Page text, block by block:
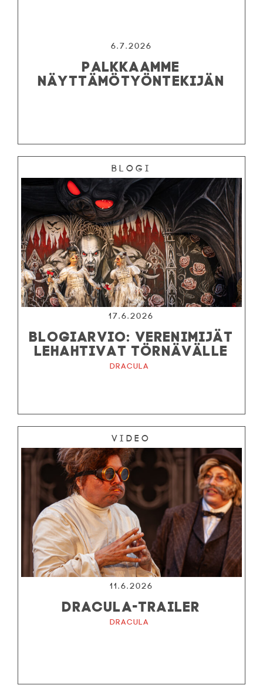
6.7.2026
PALKKAAMME
NÄYTTÄMÖTYÖNTEKIJÄN
Blogi
17.6.2026
BLOGIARVIO: VERENIMIJÄT
LEHAHTIVAT TÖRNÄVÄLLE
Dracula
Video
11.6.2026
DRACULA-TRAILER
Dracula